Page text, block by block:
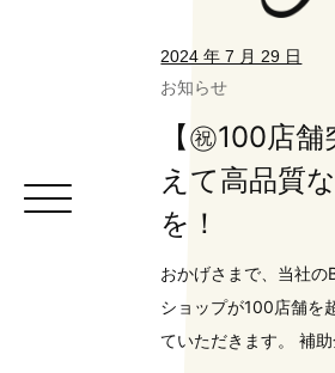
2024 年 7 月 29 日
お知らせ
【㊗️100店
えて高品質
を！
おかげさまで、当社の
ショップが100店舗を
ていただきます。 補